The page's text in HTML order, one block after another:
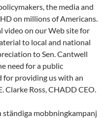
the media and
on millions of Americans.
video on our Web site for
to local and national
to Sen. Cantwell
need for a public
for providing us with an
Clarke Ross, CHADD CEO.
ständiga mobbningkampanj